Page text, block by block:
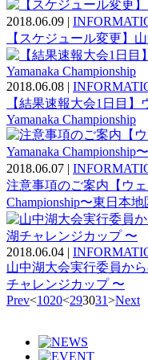
2018.06.09 |
【スケジュール変更】
2018.06.08 |
【結果速報大会1日目
Yamanaka Championship
2018.06.07 |
注意事項のご案内【ウェ
Championship〜東日本地
2018.06.04 |
山中湖大会実行委員か
チャレンジカップ 〜
Prev<1020<293031>Next